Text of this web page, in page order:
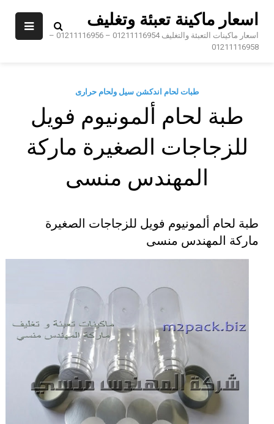
اسعار ماكينة تعبئة وتغليف
اسعار ماكينات التعبئة والتغليف 01211116954 – 01211116956 –
01211116958
طبات لحام اندكشن سيل ولحام حرارى
طبة لحام ألمونيوم فويل
للزجاجات الصغيرة ماركة
المهندس منسى
طبة لحام ألمونيوم فويل للزجاجات الصغيرة
ماركة المهندس منسى